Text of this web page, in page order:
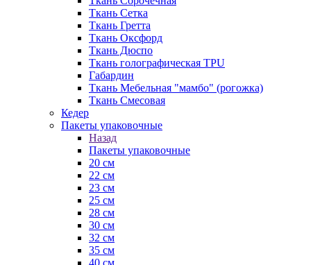
Ткань Сетка
Ткань Гретта
Ткань Оксфорд
Ткань Дюспо
Ткань голографическая TPU
Габардин
Ткань Мебельная "мамбо" (рогожка)
Ткань Смесовая
Кедер
Пакеты упаковочные
Назад
Пакеты упаковочные
20 см
22 см
23 см
25 см
28 см
30 см
32 см
35 см
40 см